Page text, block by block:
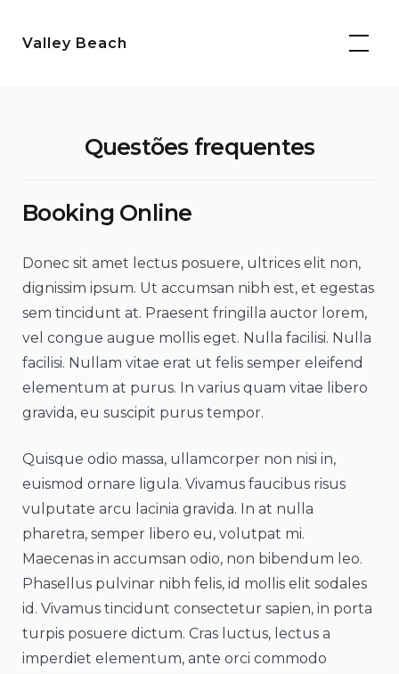
paraValley Beach
Questões frequentes
Booking Online
Donec sit amet lectus posuere, ultrices elit non,
dignissim ipsum. Ut accumsan nibh est, et egestas
sem tincidunt at. Praesent fringilla auctor lorem,
vel congue augue mollis eget. Nulla facilisi. Nulla
facilisi. Nullam vitae erat ut felis semper eleifend
elementum at purus. In varius quam vitae libero
gravida, eu suscipit purus tempor.
Quisque odio massa, ullamcorper non nisi in,
euismod ornare ligula. Vivamus faucibus risus
vulputate arcu lacinia gravida. In at nulla
pharetra, semper libero eu, volutpat mi.
Maecenas in accumsan odio, non bibendum leo.
Phasellus pulvinar nibh felis, id mollis elit sodales
id. Vivamus tincidunt consectetur sapien, in porta
turpis posuere dictum. Cras luctus, lectus a
imperdiet elementum, ante orci commodo